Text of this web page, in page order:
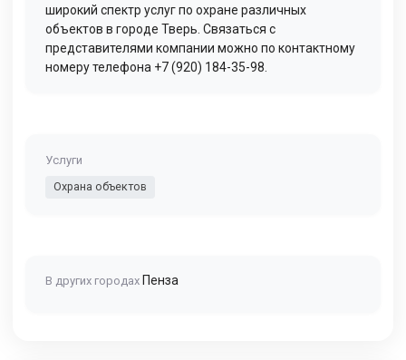
широкий спектр услуг по охране различных
объектов в городе Тверь. Связаться с
представителями компании можно по контактному
номеру телефона +7 (920) 184-35-98.
Услуги
Охрана объектов
В других городах Пенза